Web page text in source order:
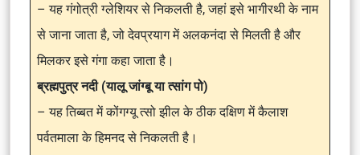
– यह गंगोत्री ग्लेशियर से निकलती है, जहां इसे भागीरथी के नाम
से जाना जाता है, जो देवप्रयाग में अलकनंदा से मिलती है और
मिलकर इसे गंगा कहा जाता है।
ब्रह्मपुत्र नदी (यालू जांग्बू या त्सांग पो)
– यह तिब्बत में कोंगग्यू त्सो झील के ठीक दक्षिण में कैलाश
पर्वतमाला के हिमनद से निकलती है।